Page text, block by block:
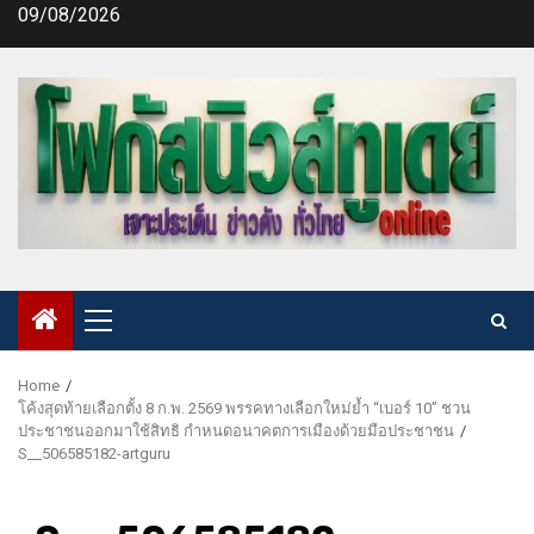
Skip09/08/2026
Primary
Menu
Home
โค้งสุดท้ายเลือกตั้ง 8 ก.พ. 2569 พรรคทางเลือกใหม่ย้ำ “เบอร์ 10” ชวน
ประชาชนออกมาใช้สิทธิ กำหนดอนาคตการเมืองด้วยมือประชาชน
S__506585182-artguru